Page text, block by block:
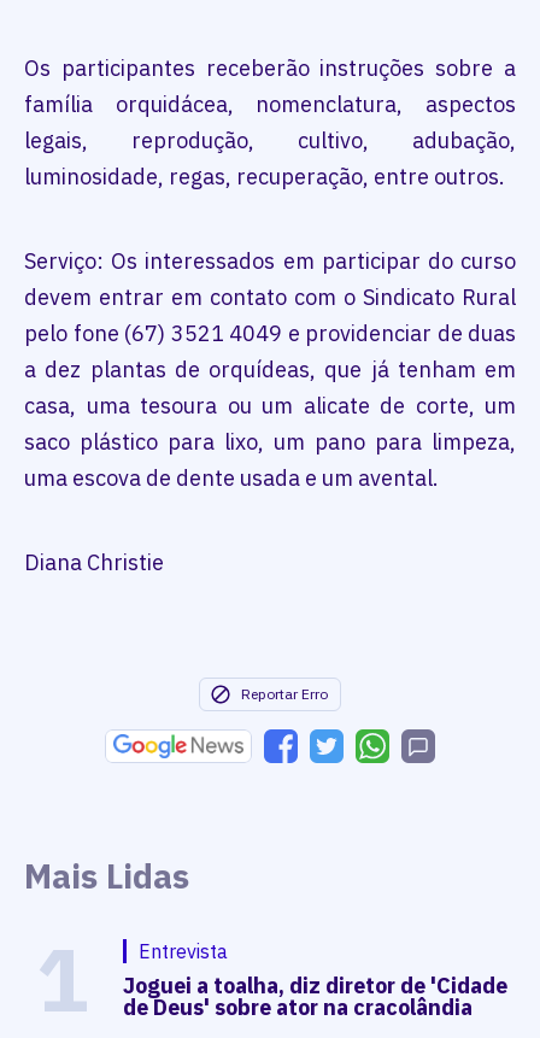
Os participantes receberão instruções sobre a
família orquidácea, nomenclatura, aspectos
legais, reprodução, cultivo, adubação,
luminosidade, regas, recuperação, entre outros.
Serviço: Os interessados em participar do curso
devem entrar em contato com o Sindicato Rural
pelo fone (67) 3521 4049 e providenciar de duas
a dez plantas de orquídeas, que já tenham em
casa, uma tesoura ou um alicate de corte, um
saco plástico para lixo, um pano para limpeza,
uma escova de dente usada e um avental.
Diana Christie
Reportar Erro
Mais Lidas
1 Entrevista
Joguei a toalha, diz diretor de 'Cidade
de Deus' sobre ator na cracolândia